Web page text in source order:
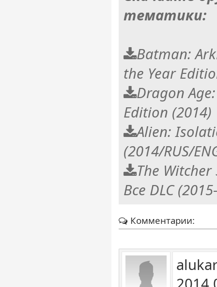
тематики:
Batman:
the Year
Dragon
Edition (2014)
Alien:
(2014/RUS/
The
Все DLC
Комментарии: